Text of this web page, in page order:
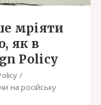
мріяти
як в
Policy
/
на російську